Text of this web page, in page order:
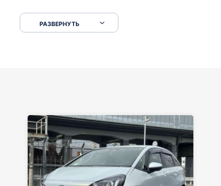
что заполнить, куда зайти, образцы и т.д. После
приехал за авто. Меня тепло встретили Сергей с
РАЗВЕРНУТЬ